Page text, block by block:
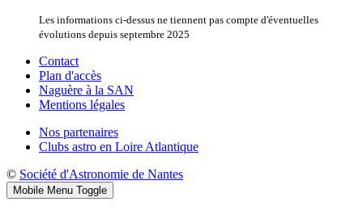
Les informations ci-dessus ne tiennent pas compte d'éventuelles
évolutions depuis septembre 2025
Contact
Plan d'accès
Naguère à la SAN
Mentions légales
Nos partenaires
Clubs astro en Loire Atlantique
© Société d'Astronomie de Nantes
Mobile Menu Toggle